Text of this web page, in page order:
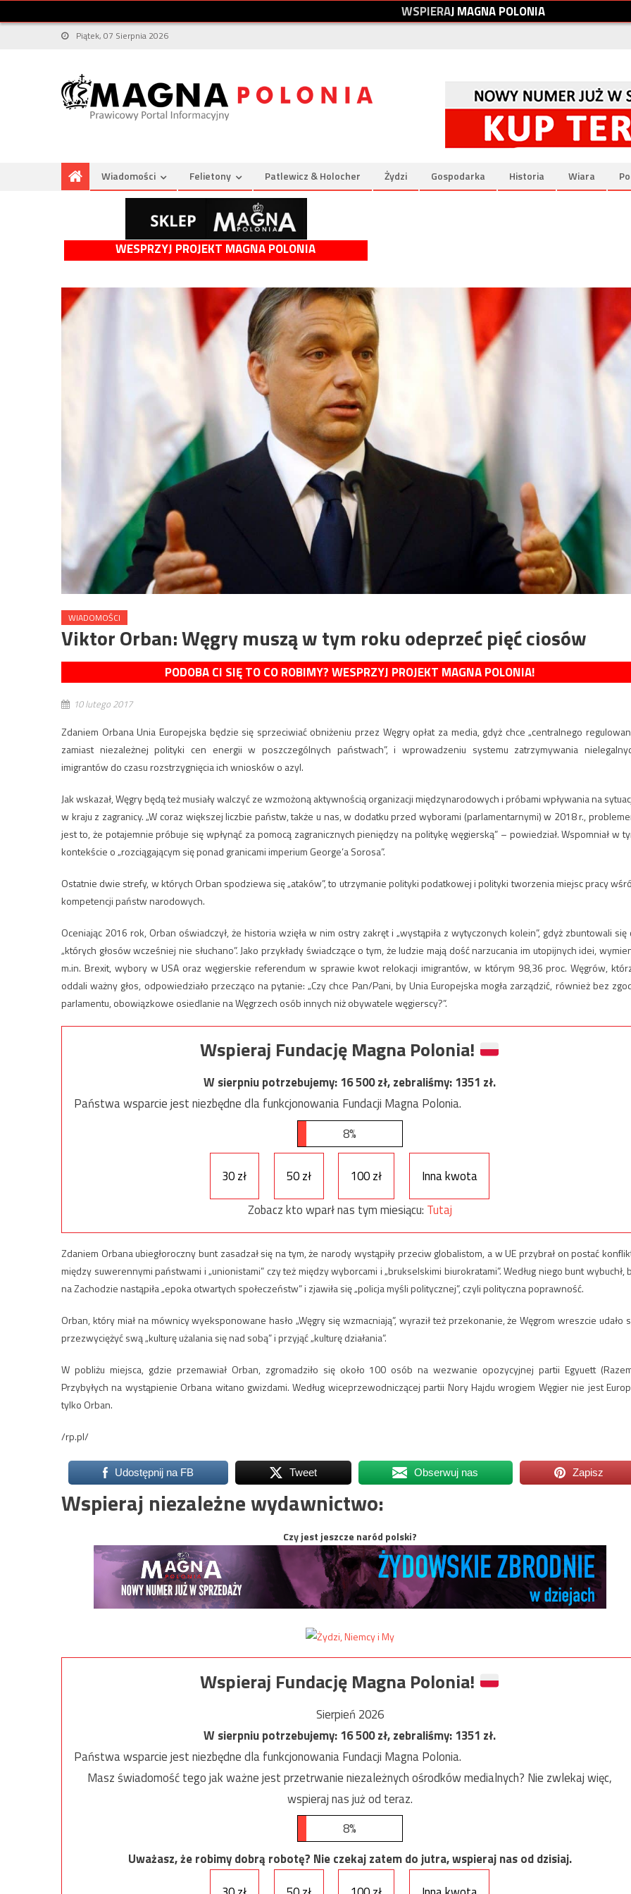
WSPIERAJMAGNAPOLONIA
Piątek, 07 Sierpnia 2026
Wiadomości Felietony Patlewicz & Holocher Żydzi Gospodarka Historia Wiara
WESPRZYJ PROJEKT MAGNA POLONIA
WIADOMOŚCI
Viktor Orban: Węgry muszą w tym roku odeprzeć pięć ciosów
PODOBA CI SIĘ TO CO ROBIMY? WESPRZYJ PROJEKT MAGNA POLONIA!
10 lutego 2017
Zdaniem Orbana Unia Europejska będzie się sprzeciwiać obniżeniu przez Węgry opłat za media, gdyż chce „centralnego
zamiast niezależnej polityki cen energii w poszczególnych państwach”, i wprowadzeniu systemu zatrzymywania
imigrantów do czasu rozstrzygnięcia ich wniosków o azyl.
Jak wskazał, Węgry będą też musiały walczyć ze wzmożoną aktywnością organizacji międzynarodowych i próbami wpływania na
w kraju z zagranicy. „W coraz większej liczbie państw, także u nas, w dodatku przed wyborami (parlamentarnymi) w 2018 r.,
jest to, że potajemnie próbuje się wpłynąć za pomocą zagranicznych pieniędzy na politykę węgierską” – powiedział. Wspomniał w
kontekście o „rozciągającym się ponad granicami imperium George’a Sorosa”.
Ostatnie dwie strefy, w których Orban spodziewa się „ataków”, to utrzymanie polityki podatkowej i polityki tworzenia miejsc pracy
kompetencji państw narodowych.
Oceniając 2016 rok, Orban oświadczył, że historia wzięła w nim ostry zakręt i „wystąpiła z wytyczonych kolein”, gdyż zbuntowali się
„których głosów wcześniej nie słuchano”. Jako przykłady świadczące o tym, że ludzie mają dość narzucania im utopijnych idei,
m.in. Brexit, wybory w USA oraz węgierskie referendum w sprawie kwot relokacji imigrantów, w którym 98,36 proc. Węgrów,
oddali ważny głos, odpowiedziało przecząco na pytanie: „Czy chce Pan/Pani, by Unia Europejska mogła zarządzić, również bez
parlamentu, obowiązkowe osiedlanie na Węgrzech osób innych niż obywatele węgierscy?”.
Wspieraj Fundację Magna Polonia!
W sierpniu potrzebujemy:16 500zł, zebraliśmy:1351 zł.
Państwa wsparcie jest niezbędne dla funkcjonowania Fundacji Magna Polonia.
8%
30 zł 50 zł 100 zł
Inna kwota
Zobacz kto wparł nas tym miesiącu: Tutaj
Zdaniem Orbana ubiegłoroczny bunt zasadzał się na tym, że narody wystąpiły przeciw globalistom, a w UE przybrał on postać
między suwerennymi państwami i „unionistami” czy też między wyborcami i „brukselskimi biurokratami”. Według niego bunt wybuchł,
na Zachodzie nastąpiła „epoka otwartych społeczeństw” i zjawiła się „policja myśli politycznej”, czyli polityczna poprawność.
Orban, który miał na mównicy wyeksponowane hasło „Węgry się wzmacniają”, wyraził też przekonanie, że Węgrom wreszcie udało
przezwyciężyć swą „kulturę użalania się nad sobą” i przyjąć „kulturę działania”.
W pobliżu miejsca, gdzie przemawiał Orban, zgromadziło się około 100 osób na wezwanie opozycyjnej partii Egyuett
Przybyłych na wystąpienie Orbana witano gwizdami. Według wiceprzewodniczącej partii Nory Hajdu wrogiem Węgier nie jest
tylko Orban.
/rp.pl/
Udostępnij na FB Tweet Obserwuj nas Zapisz
Wspieraj niezależne wydawnictwo:
Czy jest jeszcze naród polski?
Wspieraj Fundację Magna Polonia!
Sierpień 2026
W sierpniu potrzebujemy:16 500zł, zebraliśmy:1351 zł.
Państwa wsparcie jest niezbędne dla funkcjonowania Fundacji Magna Polonia.
Masz świadomość tego jak ważne jest przetrwanie niezależnych ośrodków medialnych? Nie zwlekaj więc,
wspieraj nas już od teraz.
8%
Uważasz, że robimy dobrą robotę? Nie czekaj zatem do jutra, wspieraj nas od dzisiaj.